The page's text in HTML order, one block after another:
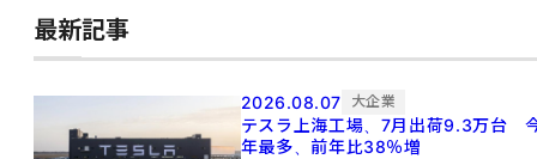
最新記事
2026.08.07 大企業
テスラ上海工場、7月出荷9.3万台
年最多、前年比38％増